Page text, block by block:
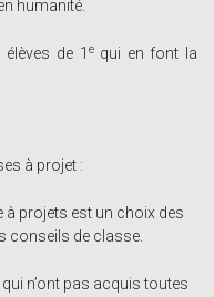
humanité.
de 1 equi en font la
à projet :
à projets est un choix des
conseils de classe.
n’ont pas acquis toutes